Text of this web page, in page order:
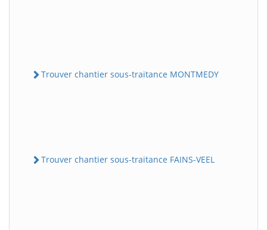
Trouver chantier sous-traitance MONTMEDY
Trouver chantier sous-traitance FAINS-VEEL